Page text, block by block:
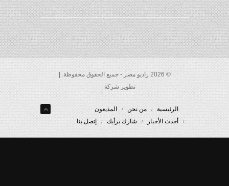
© 2026 راديو مصر - جميع الحقوق محفوظة. |
تطوير شركة
الرئيسية من نحن
المذيعون
أحدث الأخبار
شارك برأيك إتصل بنا